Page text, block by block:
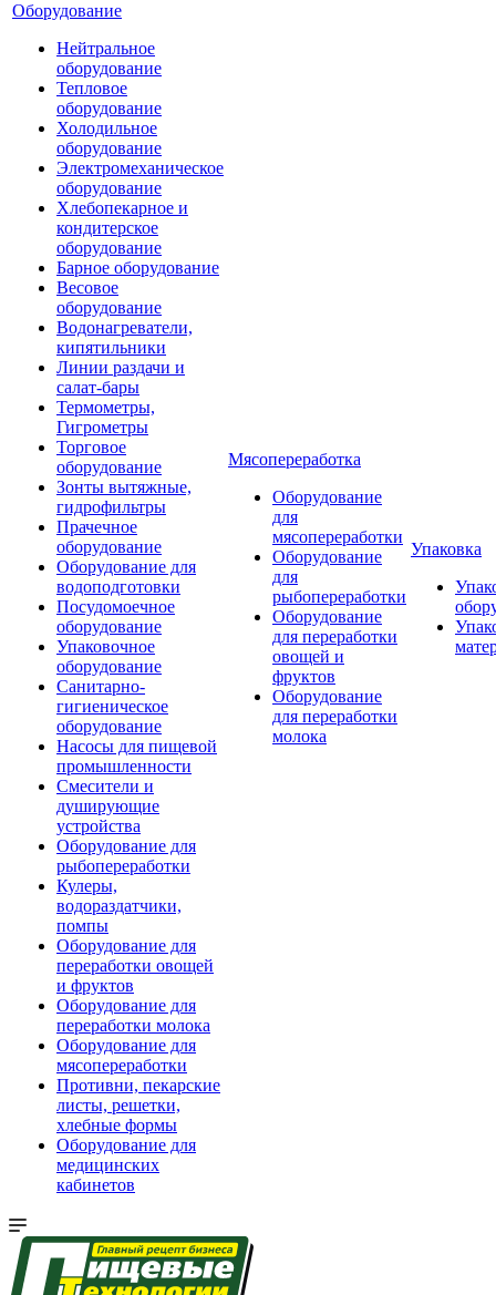
Оборудование
Нейтральное
оборудование
Тепловое
оборудование
Холодильное
оборудование
Электромеханическое
оборудование
Хлебопекарное и
кондитерское
оборудование
Барное оборудование
Весовое
оборудование
Водонагреватели,
кипятильники
Линии раздачи и
салат-бары
Термометры,
Гигрометры
Торговое
оборудование
Зонты вытяжные,
гидрофильтры
Прачечное
оборудование
Оборудование для
водоподготовки
Посудомоечное
оборудование
Упаковочное
оборудование
Санитарно-
гигиеническое
оборудование
Насосы для пищевой
промышленности
Смесители и
душирующие
устройства
Оборудование для
рыбопереработки
Кулеры,
водораздатчики,
помпы
Оборудование для
переработки овощей
и фруктов
Оборудование для
переработки молока
Оборудование для
мясопереработки
Противни, пекарские
листы, решетки,
хлебные формы
Оборудование для
медицинских
кабинетов
Мясопереработка
Оборудование
для
мясопереработки
Оборудование
для
рыбопереработки
Оборудование
для переработки
овощей и
фруктов
Оборудование
для переработки
молока
Упаковка